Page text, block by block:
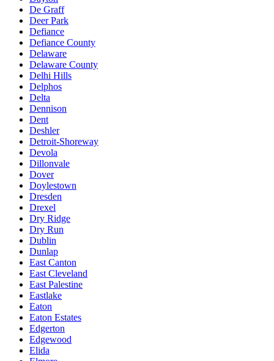
De Graff
Deer Park
Defiance
Defiance County
Delaware
Delaware County
Delhi Hills
Delphos
Delta
Dennison
Dent
Deshler
Detroit-Shoreway
Devola
Dillonvale
Dover
Doylestown
Dresden
Drexel
Dry Ridge
Dry Run
Dublin
Dunlap
East Canton
East Cleveland
East Palestine
Eastlake
Eaton
Eaton Estates
Edgerton
Edgewood
Elida